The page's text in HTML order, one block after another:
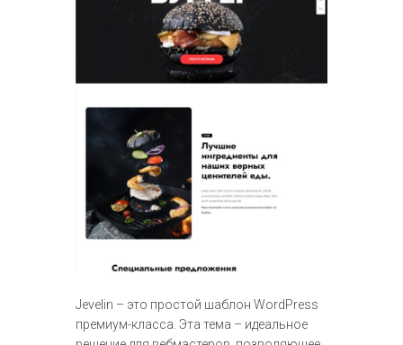
Jevelin – это простой шаблон WordPress
премиум-класса. Эта тема – идеальное